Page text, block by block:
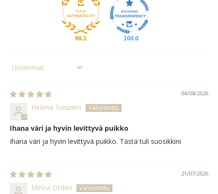
98.1 100.0
Sort by
04/08/2026
Helena Turunen
Ihana väri ja hyvin levittyvä puikko
Ihana väri ja hyvin levittyvä puikko. Tästä tuli suosikkini
21/07/2026
Minna Ordén